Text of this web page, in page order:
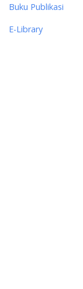
Buku Publikasi
E-Library